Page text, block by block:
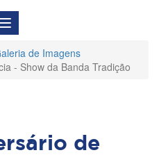
Menu
de
Navegaçãode Imagens
- Show da Banda Tradição
de